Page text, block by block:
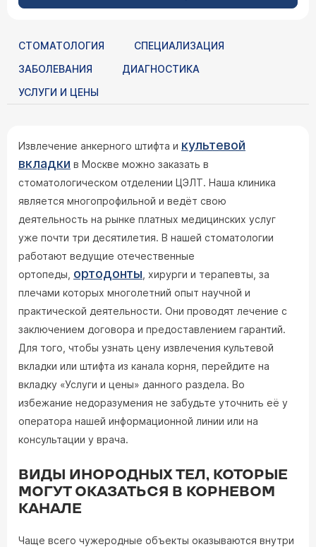
СТОМАТОЛОГИЯ
СПЕЦИАЛИЗАЦИЯ
ЗАБОЛЕВАНИЯ
ДИАГНОСТИКА
УСЛУГИ И ЦЕНЫ
Извлечение анкерного штифта и культевой
вкладки в Москве можно заказать в
стоматологическом отделении ЦЭЛТ. Наша клиника
является многопрофильной и ведёт свою
деятельность на рынке платных медицинских услуг
уже почти три десятилетия. В нашей стоматологии
работают ведущие отечественные
ортопеды, ортодонты , хирурги и терапевты, за
плечами которых многолетний опыт научной и
практической деятельности. Они проводят лечение с
заключением договора и предоставлением гарантий.
Для того, чтобы узнать цену извлечения культевой
вкладки или штифта из канала корня, перейдите на
вкладку «Услуги и цены» данного раздела. Во
избежание недоразумения не забудьте уточнить её у
оператора нашей информационной линии или на
консультации у врача.
ВИДЫ ИНОРОДНЫХ ТЕЛ, КОТОРЫЕ
МОГУТ ОКАЗАТЬСЯ В КОРНЕВОМ
КАНАЛЕ
Чаще всего чужеродные объекты оказываются внутри